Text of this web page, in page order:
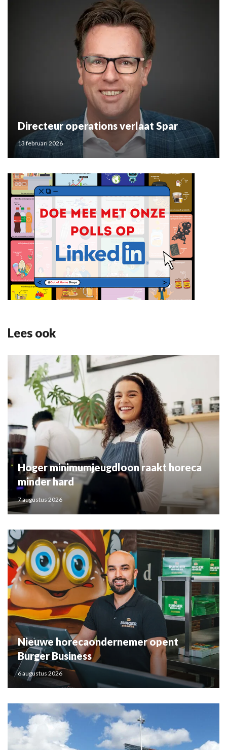
Directeur operations verlaat Spar
13 februari 2026
Lees ook
Hoger minimumjeugdloon raakt horeca
minder hard
7 augustus 2026
Nieuwe horecaondernemer opent
Burger Business
6 augustus 2026